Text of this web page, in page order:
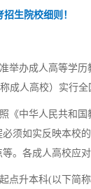
生院校细则！
举办成人高等学历
成人高校）实行
《中华人民共和国
须如实反映本校
。各成人高校应
点升本科(以下简